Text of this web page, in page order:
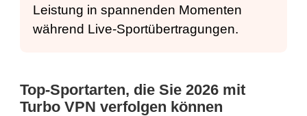
Leistung in spannenden Momenten
während Live-Sportübertragungen.
Top-Sportarten, die Sie 2026 mit
Turbo VPN verfolgen können